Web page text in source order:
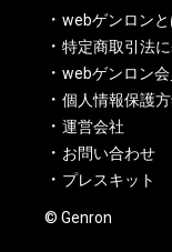
webゲンロンと
特定商取引法
webゲンロン
個人情報保護
運営会社
お問い合わせ
プレスキット
© Genron